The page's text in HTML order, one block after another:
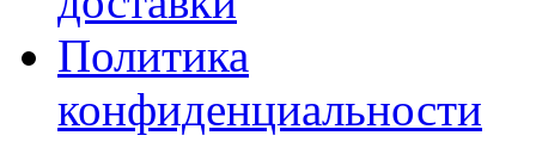
Политика
конфиденциальности